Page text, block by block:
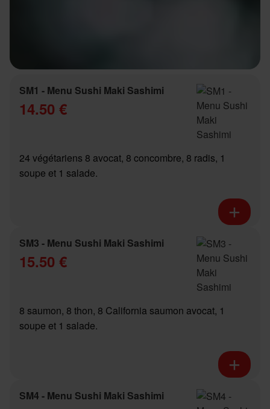
SM1 - Menu Sushi Maki Sashimi
14.50 €
24 végétariens 8 avocat, 8 concombre, 8 radis, 1
soupe et 1 salade.
SM3 - Menu Sushi Maki Sashimi
15.50 €
8 saumon, 8 thon, 8 California saumon avocat, 1
soupe et 1 salade.
SM4 - Menu Sushi Maki Sashimi